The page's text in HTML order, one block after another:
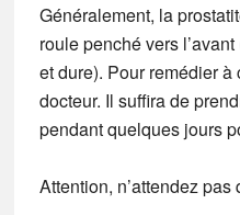
Généralement, la
roule penché vers
et dure). Pour remédier
docteur. Il suffira de
pendant quelques jours
Attention, n’attendez pas